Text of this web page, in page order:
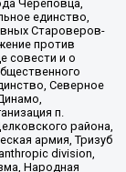
Череповца,
единство,
Староверов-
против
совести и о
Северное
п.
района,
армия, Тризуб
division,
Народная